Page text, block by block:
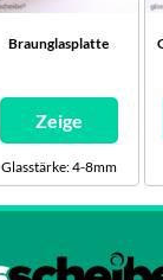
Braunglasplatte
Zeige
Glasstärke: 4-8mm